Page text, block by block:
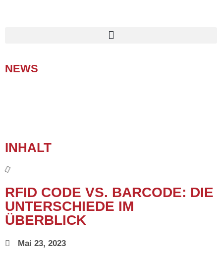
NEWS
INHALT
RFID CODE VS. BARCODE: DIE
UNTERSCHIEDE IM
ÜBERBLICK
Mai 23, 2023